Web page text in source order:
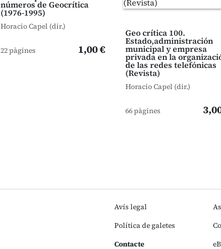
números de Geocrítica
(1976-1995)
Horacio Capel (dir.)
22 pàgines 1,00 €
Geo crítica 100.
Estado,administración
municipal y empresa
privada en la
de las redes telefónicas
(Revista)
Horacio Capel (dir.)
66 pàgines
Avís legal
Política de galetes
Contacte